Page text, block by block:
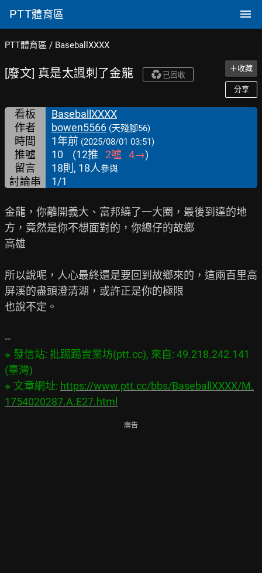
PTT體育區
PTT體育區 / BaseballXXXX
[廢文] 真是太諷刺了金龍 已回收
＋收藏
分享
看板
BaseballXXXX
作者
bowen5566 (天殘腳56)
時間 1年前 (2025/08/01 03:51)
推噓 10 (12推 2噓 4→)
留言
18則, 18人參與
討論串 1/1
金龍，你離開義大、富邦繞了一大圈，最後到達的地
方，竟然是你不想面對的，你總仔的故鄉
高雄
所以說呢，人心最終還是要回到故鄉來的，這兩百里高
屏溪的盡頭澄清湖，或許正是你的極限
也說不定。
※ 發信站: 批踢踢實業坊(ptt.cc), 來自: 49.218.242.141
(臺灣)
※ 文章網址: https://www.ptt.cc/bbs/BaseballXXXX/M.
1754020287.A.E27.html
廣告